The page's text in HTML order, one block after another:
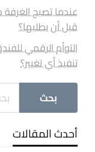
عندما تصبح
قبل أن يطلبها؟
التوأم الرقمي
تنفيذ أي تغيير؟
أحدث المقالات